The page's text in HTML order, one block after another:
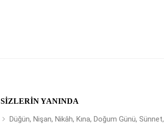
SIZLERIN YANINDA
Düğün, Nişan, Nikâh, Kına, Doğum Günü, Sünnet,